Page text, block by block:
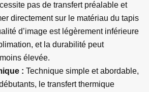
pas de transfert préalable et
directement sur le matériau du tapis
d’image est légèrement inférieure
et la durabilité peut
élevée.
: Technique simple et abordable,
le transfert thermique